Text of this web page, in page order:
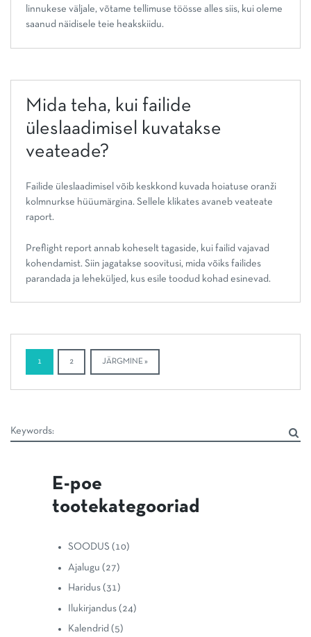
linnukese väljale, võtame tellimuse töösse alles siis, kui oleme
saanud näidisele teie heakskiidu.
Mida teha, kui failide
üleslaadimisel kuvatakse
veateade?
Failide üleslaadimisel võib keskkond kuvada hoiatuse oranži
kolmnurkse hüüumärgina. Sellele klikates avaneb veateate
raport.
Preflight report annab koheselt tagaside, kui failid vajavad
kohendamist. Siin jagatakse soovitusi, mida võiks failides
parandada ja leheküljed, kus esile toodud kohad esinevad.
1 2 JÄRGMINE »
E-poe
tootekategooriad
SOODUS (10)
Ajalugu (27)
Haridus (31)
Ilukirjandus (24)
Kalendrid (5)